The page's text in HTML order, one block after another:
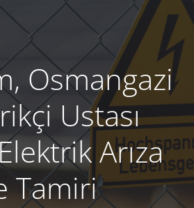
Osmangazi
Ustası
Arıza
Tamiri